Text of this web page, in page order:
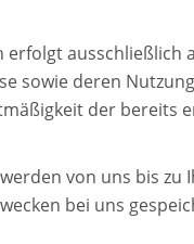
ausschließlich
sowie deren
der
von uns bis
bei uns